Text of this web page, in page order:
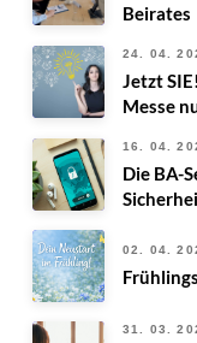
Beirates
24. 04.
Jetzt
Messe
16. 04.
Die BA-
02. 04.
31. 03.